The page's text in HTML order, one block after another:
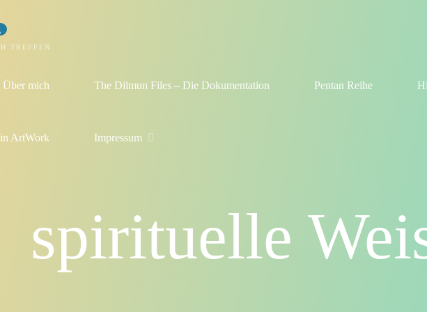
TREFFEN
Über mich The Dilmun Files – Die Dokumentation Pentan Reihe
ArtWork Impressum
spirituelle